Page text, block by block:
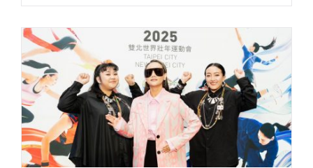
著台語的女子，既不是網閱讀全文 "「足芳～足
芳～足芳～」唱著一口法式台語的她是誰？——
拒絕當「唱歌機器」的李竺芯"